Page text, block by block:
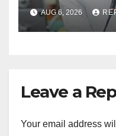
AUG 6, 2026
Leave a
Your email address